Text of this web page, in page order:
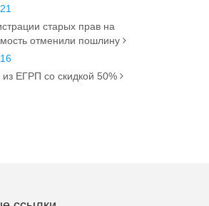
старых прав на
отменили пошлину
ЕГРП со скидкой 50%